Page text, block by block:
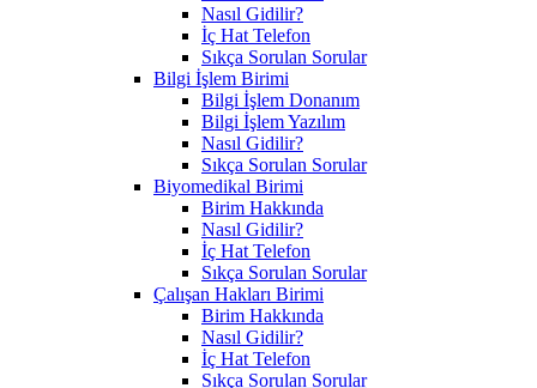
Nasıl Gidilir?
İç Hat Telefon
Sıkça Sorulan Sorular
Bilgi İşlem Birimi
Bilgi İşlem Donanım
Bilgi İşlem Yazılım
Nasıl Gidilir?
Sıkça Sorulan Sorular
Biyomedikal Birimi
Birim Hakkında
Nasıl Gidilir?
İç Hat Telefon
Sıkça Sorulan Sorular
Çalışan Hakları Birimi
Birim Hakkında
Nasıl Gidilir?
İç Hat Telefon
Sıkça Sorulan Sorular